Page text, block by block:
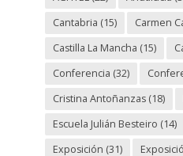
Cantabria (15) Carmen
Castilla La Mancha (15)
Conferencia (32)
Cristina Antoñanzas(18)
Escuela Julián Besteiro (14)
Exposición (31)